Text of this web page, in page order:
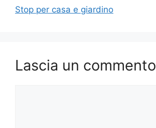
Stop per casa e giardino
Lascia un commento